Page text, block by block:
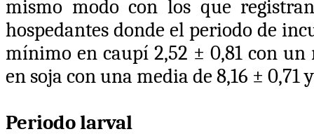
mismo modo con los que
hospedantes donde el periodo de
mínimo en caupí 2,52 ± 0,81 con
en soja con una media de 8,16 ± 0,71
Periodo larval